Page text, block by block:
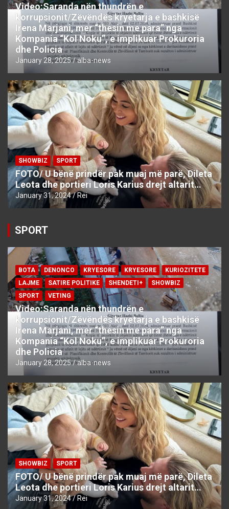
Video:Saranda nën thundrën e
korrupsionit/Zëvëndës kryetarja e bashkisë
Irena Marjani, mer “thesin me para” nga
Kompania “Kol Noku”, e implikuar Prokuroria
dhe Policia
January 28, 2025 alba-news
SHOWBIZ SPORT
FOTO/ U bënë prindër pak muaj më parë, Dileta
Leota dhe portieri Loris Karius drejt altarit…
January 31, 2024 Rei
SPORT
BOTA DENONCO KRYESORE KRYESORE
KURIOZITETE
LAJME
SATIRE POLITIKE SHENDETI+
SHOWBIZ
SPORT
VETING
Video:Saranda nën thundrën e
korrupsionit/Zëvëndës kryetarja e bashkisë
Irena Marjani, mer “thesin me para” nga
Kompania “Kol Noku”, e implikuar Prokuroria
dhe Policia
January 28, 2025 alba-news
SHOWBIZ SPORT
FOTO/ U bënë prindër pak muaj më parë, Dileta
Leota dhe portieri Loris Karius drejt altarit…
January 31, 2024 Rei